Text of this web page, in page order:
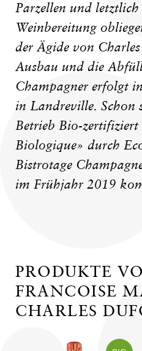
Parzellen und letztlich
Weinbereitung
der Ägide von
Ausbau und die
Champagner erfolgt
in Landreville. Schon
Betrieb Bio-
Biologique» durch
Bistrotage
im Frühjahr 2019
PRODUKTE
FRANCOISE
CHARLES